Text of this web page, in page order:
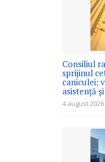
Consiliul
sprijinul
caniculei:
asistență
4 august 2026